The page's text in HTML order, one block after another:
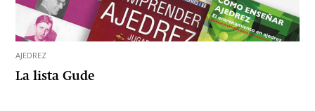
AJEDREZ
La lista Gude